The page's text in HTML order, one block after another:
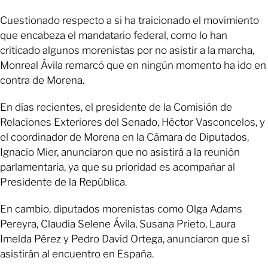
Cuestionado respecto a si ha traicionado el movimiento
que encabeza el mandatario federal, como lo han
criticado algunos morenistas por no asistir a la marcha,
Monreal Ávila remarcó que en ningún momento ha ido en
contra de Morena.
En días recientes, el presidente de la Comisión de
Relaciones Exteriores del Senado, Héctor Vasconcelos, y
el coordinador de Morena en la Cámara de Diputados,
Ignacio Mier, anunciaron que no asistirá a la reunión
parlamentaria, ya que su prioridad es acompañar al
Presidente de la República.
En cambio, diputados morenistas como Olga Adams
Pereyra, Claudia Selene Ávila, Susana Prieto, Laura
Imelda Pérez y Pedro David Ortega, anunciaron que sí
asistirán al encuentro en España.